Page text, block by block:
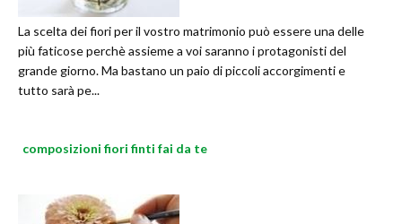
La scelta dei fiori per il vostro matrimonio può essere una delle
più faticose perchè assieme a voi saranno i protagonisti del
grande giorno. Ma bastano un paio di piccoli accorgimenti e
tutto sarà pe...
composizioni fiori finti fai da te